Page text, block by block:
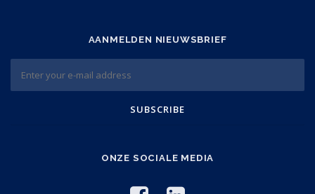
AANMELDEN NIEUWSBRIEF
ONZE SOCIALE MEDIA